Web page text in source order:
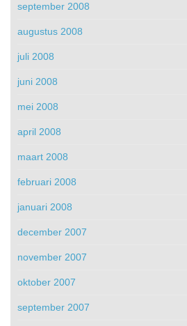
september 2008
augustus 2008
juli 2008
juni 2008
mei 2008
april 2008
maart 2008
februari 2008
januari 2008
december 2007
november 2007
oktober 2007
september 2007